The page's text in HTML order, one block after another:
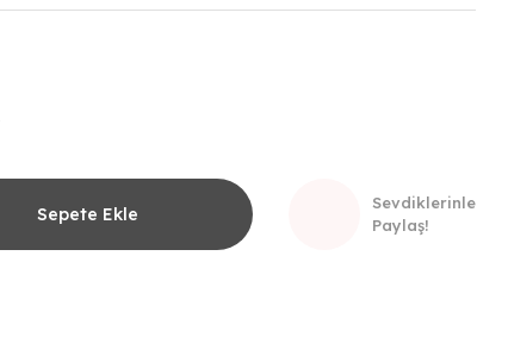
Sepete Ekle
Sevdiklerinle
Paylaş!